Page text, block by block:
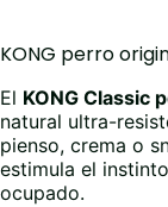
KONG perro
El KONG Classic
natural ultra-
pienso, crema o
estimula el
ocupado.